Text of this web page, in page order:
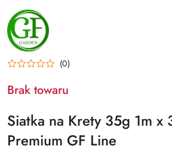
NAZWA
PRODUCENTA:
GF
GARDEN
(0)
Brak towaru
Siatka na Krety 35g 1m x
Premium GF Line